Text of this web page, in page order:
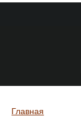
Вы здесь
Главная